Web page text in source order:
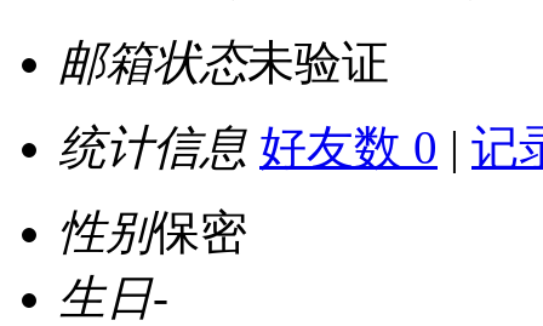
邮箱状态未验证
统计信息 好友数 0 | 记
性别保密
生日-